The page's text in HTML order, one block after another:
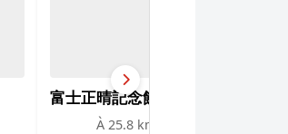
富士正晴記念館
À 25.8 km de la propriété